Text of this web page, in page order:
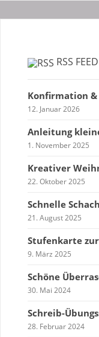
RSS FEED
Konfirmation
12. Januar 2026
Anleitung
1. November 2025
Kreativer
22. Oktober 2025
Schnelle
21. August 2025
Stufenkarte
9. März 2025
Schöne
30. Mai 2024
Schreib-
28. Februar 2024